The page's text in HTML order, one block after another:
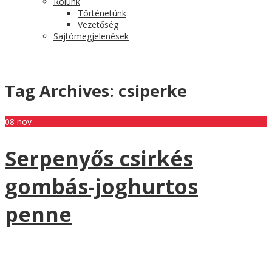
Történetünk
Vezetőség
Sajtómegjelenések
Tag Archives: csiperke
08 nov
Serpenyős csirkés
gombás-joghurtos
penne